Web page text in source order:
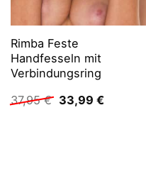
Rimba Feste
Handfesseln mit
Verbindungsring
37,95€ Ursprünglicher
Preis
33,99 €Aktueller